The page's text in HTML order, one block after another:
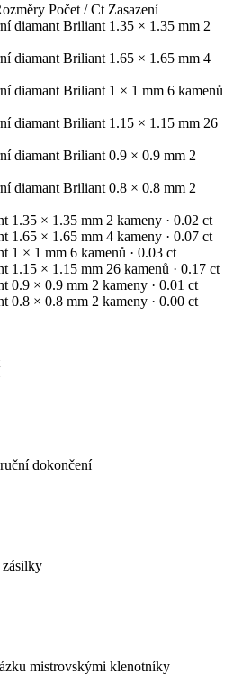
Počet / Ct Zasazení
diamant Briliant 1.35 × 1.35 mm 2
diamant Briliant 1.65 × 1.65 mm 4
diamant Briliant 1 × 1 mm 6 kamenů
diamant Briliant 1.15 × 1.15 mm 26
diamant Briliant 0.9 × 0.9 mm 2
diamant Briliant 0.8 × 0.8 mm 2
1.35 × 1.35 mm 2 kameny · 0.02 ct
1.65 × 1.65 mm 4 kameny · 0.07 ct
1 × 1 mm 6 kamenů · 0.03 ct
1.15 × 1.15 mm 26 kamenů · 0.17 ct
0.9 × 0.9 mm 2 kameny · 0.01 ct
0.8 × 0.8 mm 2 kameny · 0.00 ct
dokončení
zásilky
mistrovskými klenotníky